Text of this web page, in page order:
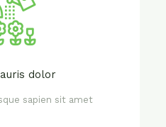
dolor
sapien sit amet